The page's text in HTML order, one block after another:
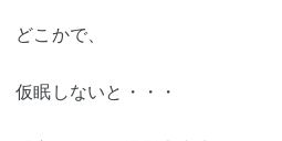
どこかで、
仮眠しないと・・・